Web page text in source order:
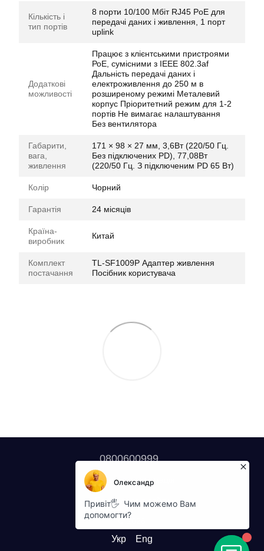
Кількість і
тип портів
8 порти 10/100 Мбіт RJ45 PoE для
передачі даних і живлення, 1 порт
uplink
Додаткові
можливості
Працює з клієнтськими пристроями
РоЕ, сумісними з IEEE 802.3af
Дальність передачі даних і
електроживлення до 250 м в
розширеному режимі Металевий
корпус Пріоритетний режим для 1-2
портів Не вимагає налаштування
Без вентилятора
Габарити,
вага,
живлення
171 × 98 × 27 мм, 3,6Вт (220/50 Гц.
Без підключених PD), 77,08Вт
(220/50 Гц. З підключеним PD 65 Вт)
Колір Чорний
Гарантія 24 місяців
Країна-
виробник
Китай
Комплект
постачання
TL-SF1009P Адаптер живлення
Посібник користувача
0800600999
Контактна інформація
Повна версія сайту
© 2026
Укр Eng